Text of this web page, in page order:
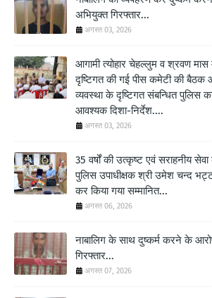
अभियुक्त गिरफ्तार...
अगस्त 03, 2026
आगामी त्योहार चेहल्लुम व श्रवण
दृष्टिगत की गई पीस कमेटी की बैठक
व्यवस्था के दृष्टिगत संबन्धित पुलिस
आवश्यक दिशा-निर्देश....
अगस्त 03, 2026
35 वर्षों की उत्कृष्ट एवं सराहनीय
पुलिस उपाधीक्षक श्री उमेश चन्द भट्ट
कर किया गया सम्मानित...
अगस्त 06, 2026
नाबालिग के साथ दुष्कर्म करने के
गिरफ्तार...
अगस्त 07, 2026